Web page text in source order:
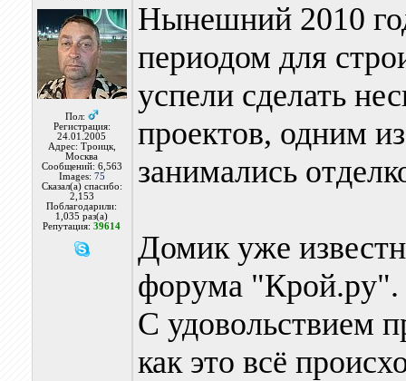
Пол:
Регистрация:
24.01.2005
Адрес: Троицк,
Москва
Сообщений: 6,563
Images: 75
Сказал(а) спасибо:
2,153
Поблагодарили:
1,035 раз(а)
Репутация:39614
Нынешний 2010
периодом для
успели сделать
проектов, одним
занимались
Домик уже
форума "Крой.ру".
С удовольствием
как это всё